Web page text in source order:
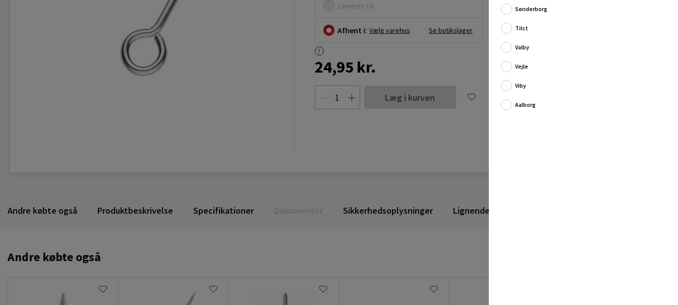
Leveres til:
Afhent i: Vælg varehus Se butikslager
24,95 kr.
Læg i kurven
Andre købte også Produktbeskrivelse Specifikationer Sikkerhedsoplysninger Lignende produkter
Andre købte også
Sønderborg
Tilst
Valby
Vejle
Viby
Aalborg